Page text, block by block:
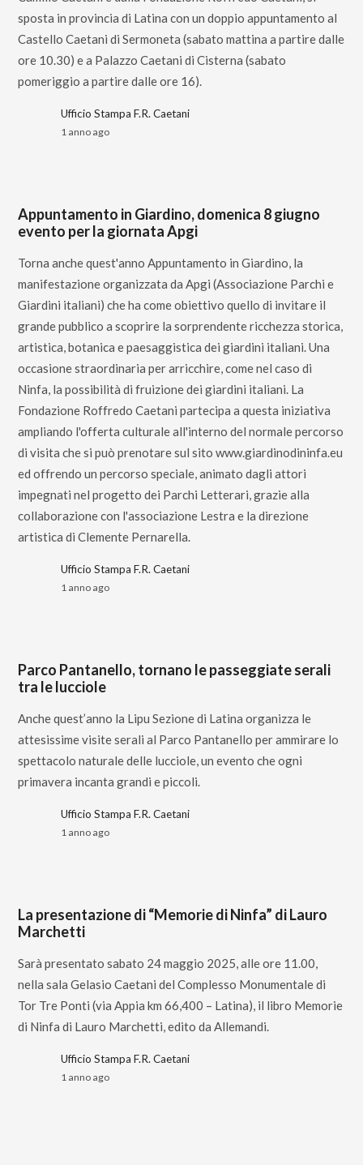
sposta in provincia di Latina con un doppio appuntamento al
Castello Caetani di Sermoneta (sabato mattina a partire dalle
ore 10.30) e a Palazzo Caetani di Cisterna (sabato
pomeriggio a partire dalle ore 16).
Ufficio Stampa F.R. Caetani
1 anno ago
Appuntamento in Giardino, domenica 8 giugno
evento per la giornata Apgi
Torna anche quest'anno Appuntamento in Giardino, la
manifestazione organizzata da Apgi (Associazione Parchi e
Giardini italiani) che ha come obiettivo quello di invitare il
grande pubblico a scoprire la sorprendente ricchezza storica,
artistica, botanica e paesaggistica dei giardini italiani. Una
occasione straordinaria per arricchire, come nel caso di
Ninfa, la possibilità di fruizione dei giardini italiani. La
Fondazione Roffredo Caetani partecipa a questa iniziativa
ampliando l'offerta culturale all'interno del normale percorso
di visita che si può prenotare sul sito www.giardinodininfa.eu
ed offrendo un percorso speciale, animato dagli attori
impegnati nel progetto dei Parchi Letterari, grazie alla
collaborazione con l'associazione Lestra e la direzione
artistica di Clemente Pernarella.
Ufficio Stampa F.R. Caetani
1 anno ago
Parco Pantanello, tornano le passeggiate serali
tra le lucciole
Anche quest’anno la Lipu Sezione di Latina organizza le
attesissime visite serali al Parco Pantanello per ammirare lo
spettacolo naturale delle lucciole, un evento che ogni
primavera incanta grandi e piccoli.
Ufficio Stampa F.R. Caetani
1 anno ago
La presentazione di “Memorie di Ninfa” di Lauro
Marchetti
Sarà presentato sabato 24 maggio 2025, alle ore 11.00,
nella sala Gelasio Caetani del Complesso Monumentale di
Tor Tre Ponti (via Appia km 66,400 – Latina), il libro Memorie
di Ninfa di Lauro Marchetti, edito da Allemandi.
Ufficio Stampa F.R. Caetani
1 anno ago